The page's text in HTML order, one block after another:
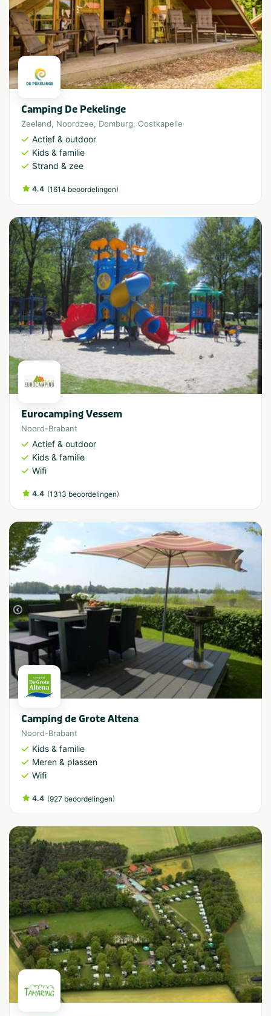
Camping De Pekelinge
Zeeland, Noordzee, Domburg, Oostkapelle
Actief & outdoor
Kids & familie
Strand & zee
4.4 (1614 beoordelingen)
Eurocamping Vessem
Noord-Brabant
Actief & outdoor
Kids & familie
Wifi
4.4 (1313 beoordelingen)
Camping de Grote Altena
Noord-Brabant
Kids & familie
Meren & plassen
Wifi
4.4 (927 beoordelingen)